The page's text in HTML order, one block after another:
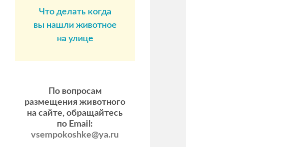
Что делать когда
вы нашли животное
на улице
По вопросам
размещения животного
на сайте, обращайтесь
по Email:
vsempokoshke@ya.ru